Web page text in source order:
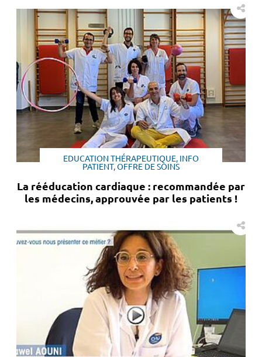
EDUCATION THÉRAPEUTIQUE, INFO
PATIENT, OFFRE DE SOINS
La rééducation cardiaque : recommandée par
les médecins, approuvée par les patients !